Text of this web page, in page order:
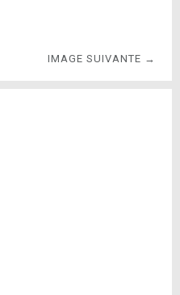
IMAGE SUIVANTE →